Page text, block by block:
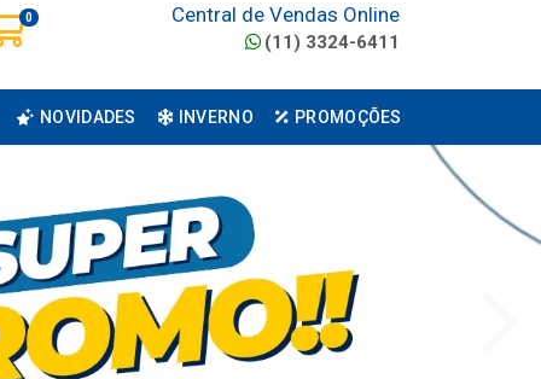
0 Central de Vendas Online
(11) 3324-6411
NOVIDADES INVERNO PROMOÇÕES